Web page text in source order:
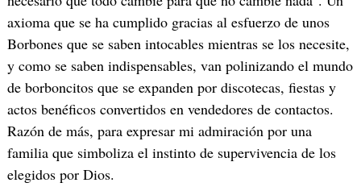
axioma que se ha cumplido gracias al esfuerzo de unos
Borbones que se saben intocables mientras se los necesite,
y como se saben indispensables, van polinizando el mundo
de borboncitos que se expanden por discotecas, fiestas y
actos benéficos convertidos en vendedores de contactos.
Razón de más, para expresar mi admiración por una
familia que simboliza el instinto de supervivencia de los
elegidos por Dios.